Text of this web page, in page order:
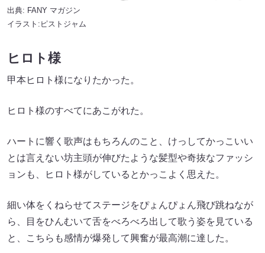
出典: FANY マガジン
イラスト:ピストジャム
ヒロト様
甲本ヒロト様になりたかった。
ヒロト様のすべてにあこがれた。
ハートに響く歌声はもちろんのこと、けっしてかっこいい
とは言えない坊主頭が伸びたような髪型や奇抜なファッシ
ョンも、ヒロト様がしているとかっこよく思えた。
細い体をくねらせてステージをぴょんぴょん飛び跳ねなが
ら、目をひんむいて舌をべろべろ出して歌う姿を見ている
と、こちらも感情が爆発して興奮が最高潮に達した。